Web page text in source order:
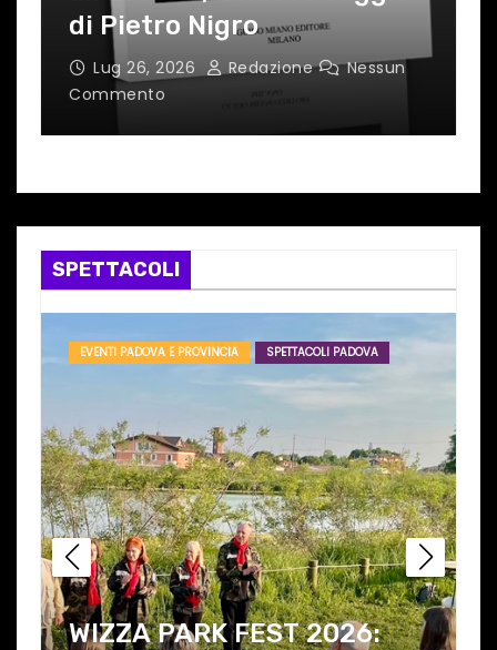
di Pietro Nigro
Lug 26, 2026 Redazione
Nessun
Commento
SPETTACOLI
EVENTI PADOVA E PROVINCIA SPETTACOLI PADOVA
WIZZA PARK FEST 2026: